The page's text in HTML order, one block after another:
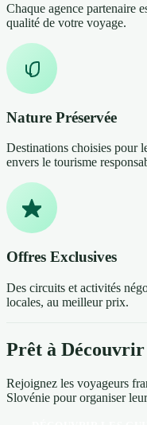
Chaque agence partenaire
qualité de votre voyage.
Nature Préservée
Destinations choisies pour
envers le tourisme
Offres Exclusives
Des circuits et activités
locales, au meilleur prix.
Prêt à Découvrir
Rejoignez les voyageurs
Slovénie pour organiser